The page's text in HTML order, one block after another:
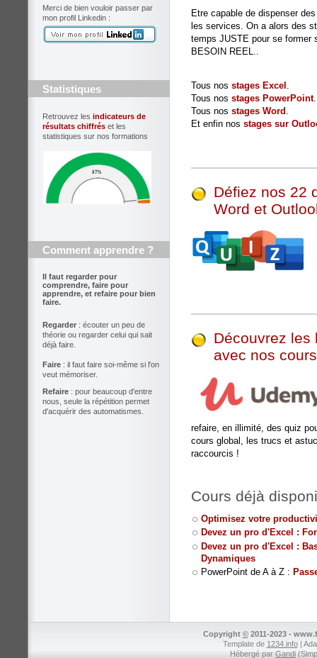
Merci de bien vouloir passer par
mon profil Linkedin :
Statistiques
Retrouvez les indicateurs de
résultats chiffrés et les
statistiques sur nos formations
Comment apprendre ?
Il faut regarder pour
comprendre, faire pour
apprendre, et refaire pour bien
faire.
Regarder : écouter un peu de
théorie ou regarder celui qui sait
déjà faire.
Faire : il faut faire soi-même si l'on
veut mémoriser.
Refaire : pour beaucoup d'entre
nous, seule la répétition permet
d'acquérir des automatismes.
Etre capable de dispenser
les services. On a alors des
temps JUSTE pour se former
BESOIN REEL..
Tous nos stages Excel .
Tous nos stages PowerPoint.
Tous nos stages Word .
Et enfin nos stages sur
Défiez nos 22
Word et
Découvrez les
avec nos
refaire, en illimité, des quiz
cours global, les trucs et
raccourcis !
Cours déjà
Optimisez votre
Devez un pro d'Excel :
Devez un pro d'Excel :
Dynamiques
PowerPoint de A à Z :
Copyright ©2011-2023 -
Template de 1234.info|
Hébergé par Gandi